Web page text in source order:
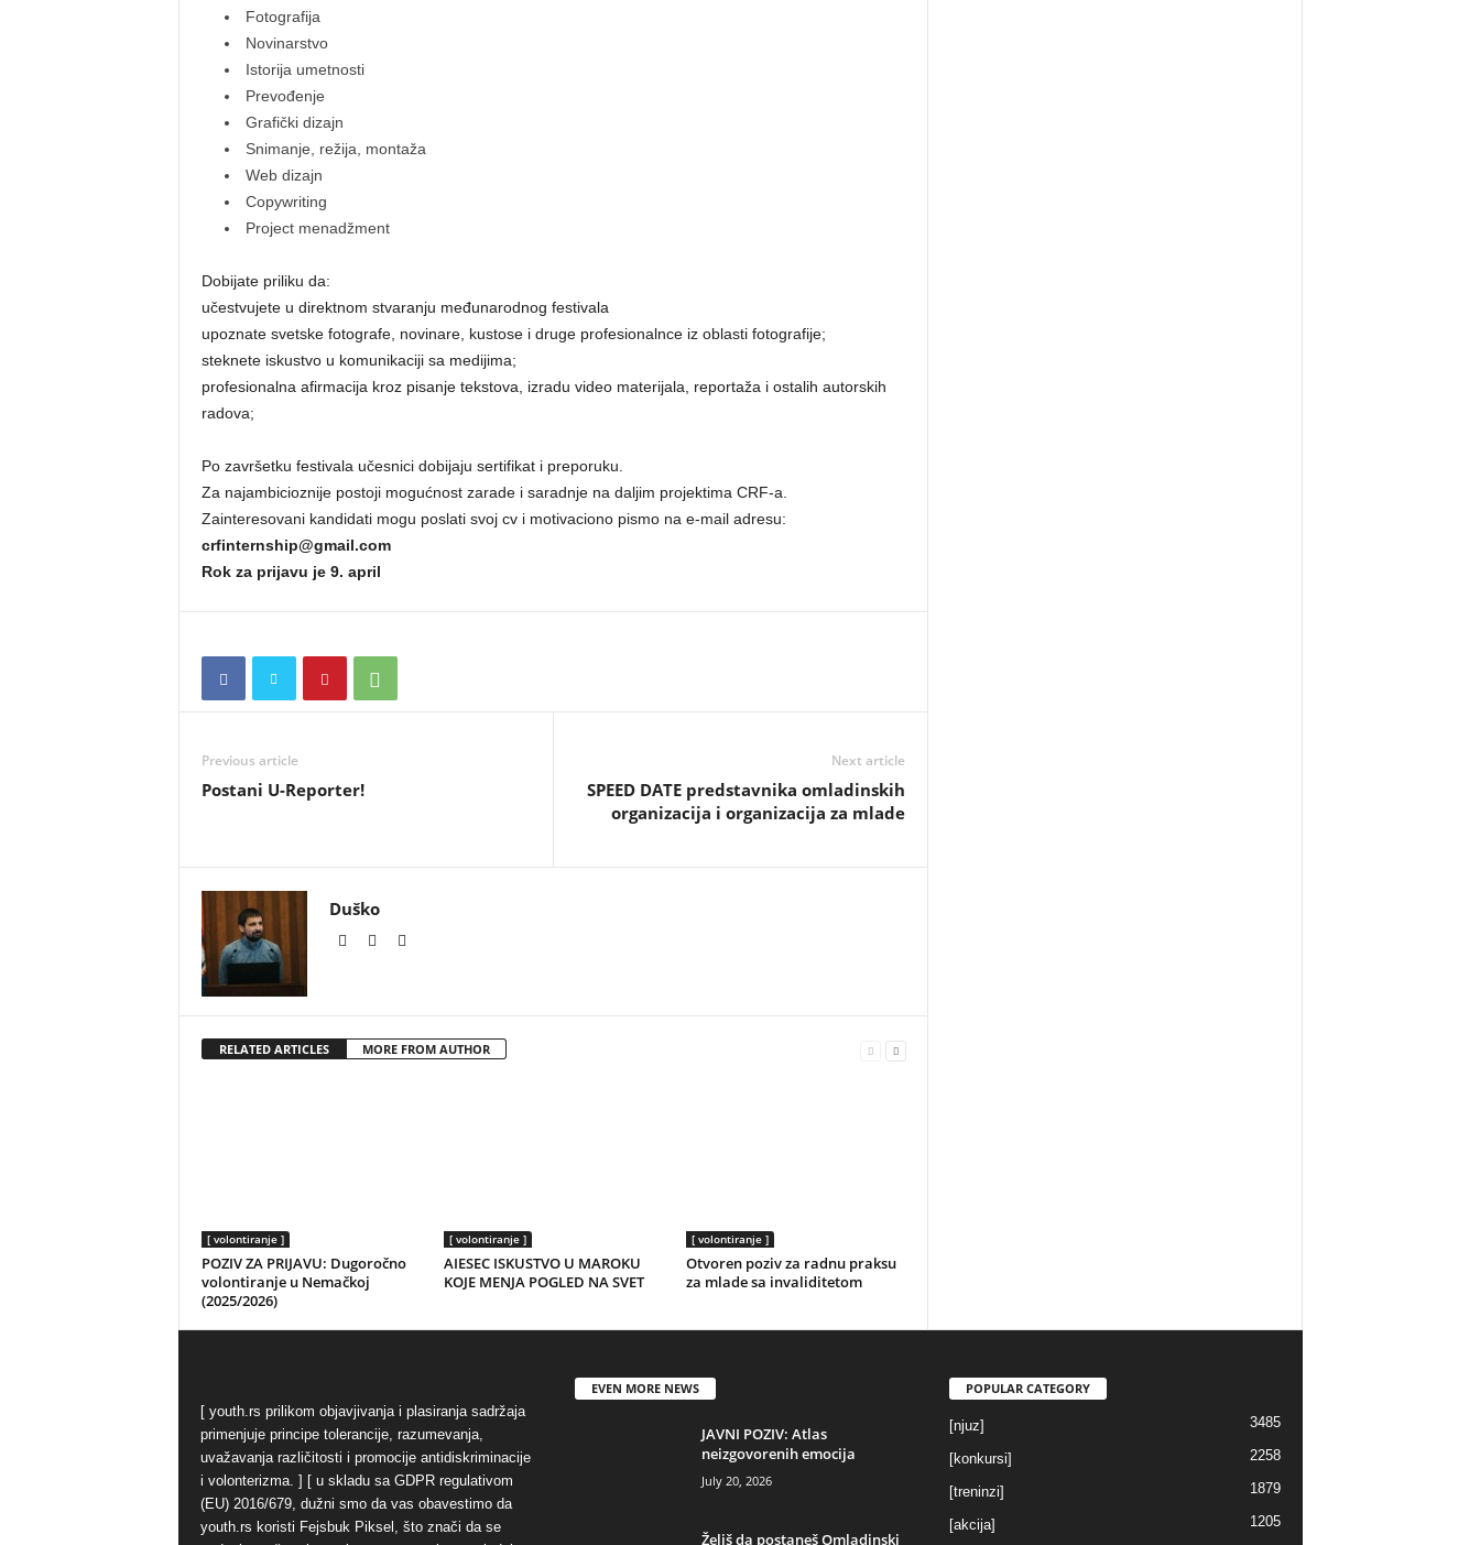
Fotografija
Novinarstvo
Istorija umetnosti
Prevođenje
Grafički dizajn
Snimanje, režija, montaža
Web dizajn
Copywriting
Project menadžment
Dobijate priliku da:
učestvujete u direktnom stvaranju međunarodnog festivala
upoznate svetske fotografe, novinare, kustose i druge profesionalnce iz oblasti fotografije;
steknete iskustvo u komunikaciji sa medijima;
profesionalna afirmacija kroz pisanje tekstova, izradu video materijala, reportaža i ostalih autorskih
radova;
Po završetku festivala učesnici dobijaju sertifikat i preporuku.
Za najambicioznije postoji mogućnost zarade i saradnje na daljim projektima CRF-a.
Zainteresovani kandidati mogu poslati svoj cv i motivaciono pismo na e-mail adresu:
crfinternship@gmail.com
Rok za prijavu je 9. april
Previous article
Postani U-Reporter!
Next article
SPEED DATE predstavnika omladinskih
organizacija i organizacija za mlade
Duško
RELATED ARTICLES MORE FROM AUTHOR
[ volontiranje ]
POZIV ZA PRIJAVU: Dugoročno
volontiranje u Nemačkoj
(2025/2026)
[ volontiranje ]
AIESEC ISKUSTVO U MAROKU
KOJE MENJA POGLED NA SVET
[ volontiranje ]
Otvoren poziv za radnu praksu
za mlade sa invaliditetom
[ youth.rs prilikom objavjivanja i plasiranja sadržaja
primenjuje principe tolerancije, razumevanja,
uvažavanja različitosti i promocije antidiskriminacije
i volonterizma. ] [ u skladu sa GDPR regulativom
(EU) 2016/679, dužni smo da vas obavestimo da
youth.rs koristi Fejsbuk Piksel, što znači da se
EVEN MORE NEWS
JAVNI POZIV: Atlas
neizgovorenih emocija
July 20, 2026
Želiš da postaneš Omladinski
POPULAR CATEGORY
[njuz] 3485
[konkursi] 2258
[treninzi] 1879
[akcija] 1205